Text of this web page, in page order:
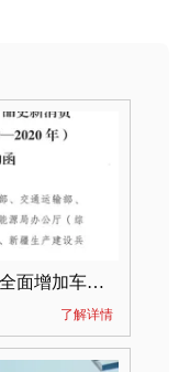
重磅！发改委拟放开汽车限购，全面增加车牌指标
了解详情